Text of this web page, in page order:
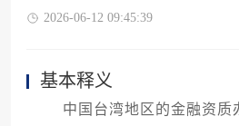
2026-06-12 09:45:39
基本释义
中国台湾地区的金融资质